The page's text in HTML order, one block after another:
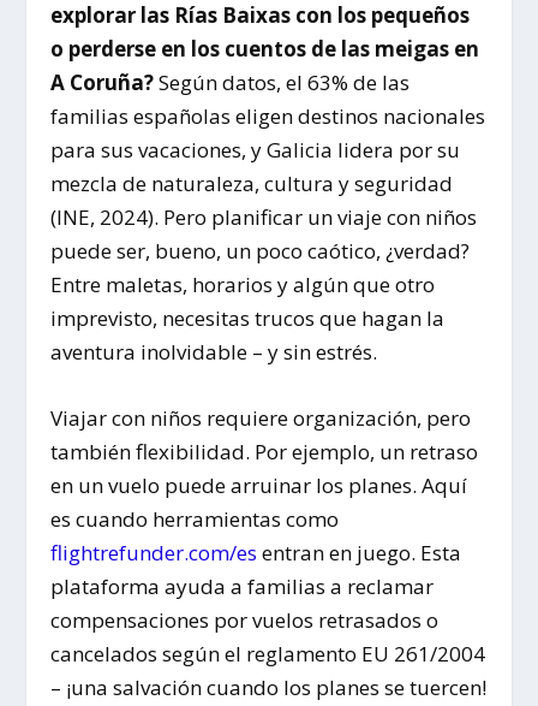
explorar las Rías Baixas con los pequeños
o perderse en los cuentos de las meigas en
A Coruña?Según datos, el 63% de las
familias españolas eligen destinos nacionales
para sus vacaciones, y Galicia lidera por su
mezcla de naturaleza, cultura y seguridad
(INE, 2024). Pero planificar un viaje con niños
puede ser, bueno, un poco caótico, ¿verdad?
Entre maletas, horarios y algún que otro
imprevisto, necesitas trucos que hagan la
aventura inolvidable – y sin estrés.
Viajar con niños requiere organización, pero
también flexibilidad. Por ejemplo, un retraso
en un vuelo puede arruinar los planes. Aquí
es cuando herramientas como
flightrefunder.com/es entran en juego. Esta
plataforma ayuda a familias a reclamar
compensaciones por vuelos retrasados o
cancelados según el reglamento EU 261/2004
– ¡una salvación cuando los planes se tuercen!